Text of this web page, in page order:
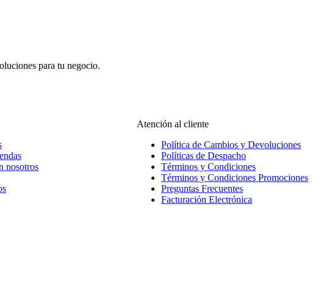
para tu negocio.
nosotros
Atención al cliente
Política de Cambios y Devoluciones
Políticas de Despacho
Términos y Condiciones
Términos y Condiciones Promociones
Preguntas Frecuentes
Facturación Electrónica